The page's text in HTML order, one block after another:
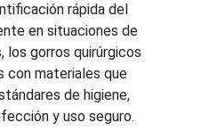
rápida del
en situaciones de
los gorros quirúrgicos
con materiales que
de higiene,
y uso seguro.